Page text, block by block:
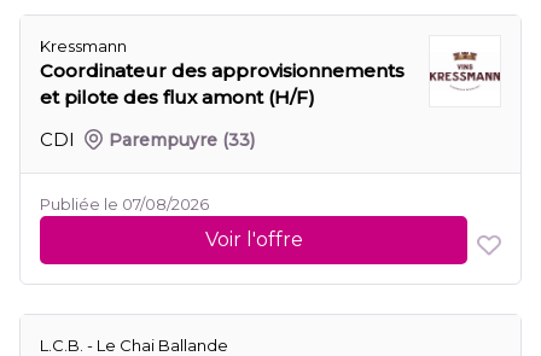
Kressmann
Coordinateur des approvisionnements
et pilote des flux amont (H/F)
CDI
Parempuyre (33)
Publiée le 07/08/2026
Voir l'offre
L.C.B. - Le Chai Ballande